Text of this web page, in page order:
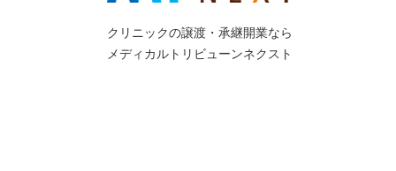
クリニックの譲渡・承継開業なら
メディカルトリビューンネクスト